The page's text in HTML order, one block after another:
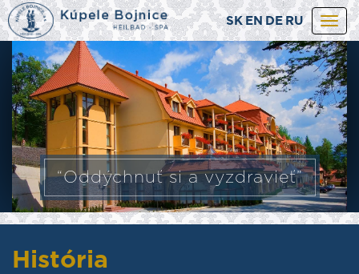
SK EN DE RU
“Oddýchnuť si a vyzdravieť”
História